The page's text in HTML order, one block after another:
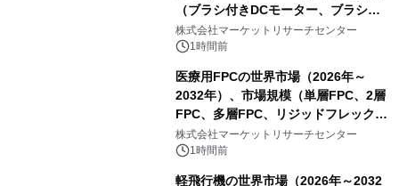
（ブラシ付きDCモーター、ブラシレ
スDCモーター）・分析レポートを発
表
株式会社マーケットリサーチセンター
1時間前
医療用FPCの世界市場（2026年～
2032年）、市場規模（単層FPC、2層
FPC、多層FPC、リジッドフレックス
PCB）・分析レポートを発表
株式会社マーケットリサーチセンター
1時間前
軽飛行機の世界市場（2026年～2032